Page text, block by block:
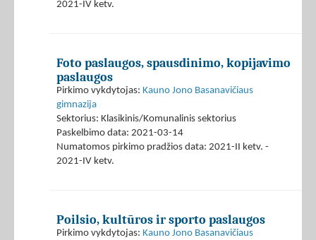
2021-IV ketv.
Foto paslaugos, spausdinimo, kopijavimo
paslaugos
Pirkimo vykdytojas: Kauno Jono Basanavičiaus
gimnazija
Sektorius: Klasikinis/Komunalinis sektorius
Paskelbimo data: 2021-03-14
Numatomos pirkimo pradžios data: 2021-II ketv. -
2021-IV ketv.
Poilsio, kultūros ir sporto paslaugos
Pirkimo vykdytojas: Kauno Jono Basanavičiaus